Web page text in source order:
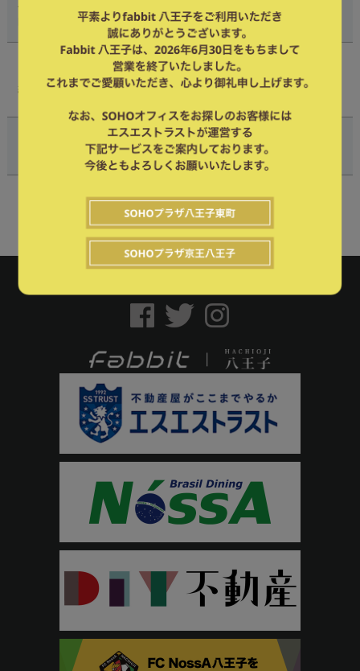
住まい領域にかかわるメディア・サービスの提供
https://seltech-group.co.jp/
Marriage Agency WAVE
結婚相談所